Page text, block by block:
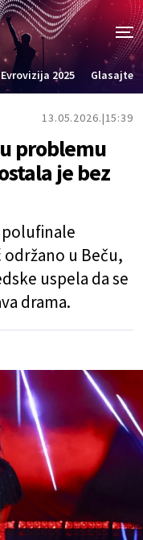
Evrovizija 2025 Glasajte
13.05.2026. 15:39
problemu
je bez
održano u Beču,
uspela da se
drama.